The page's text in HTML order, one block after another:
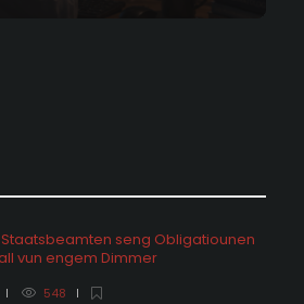
seng Obligatiounen
vun engem Dimmer
548